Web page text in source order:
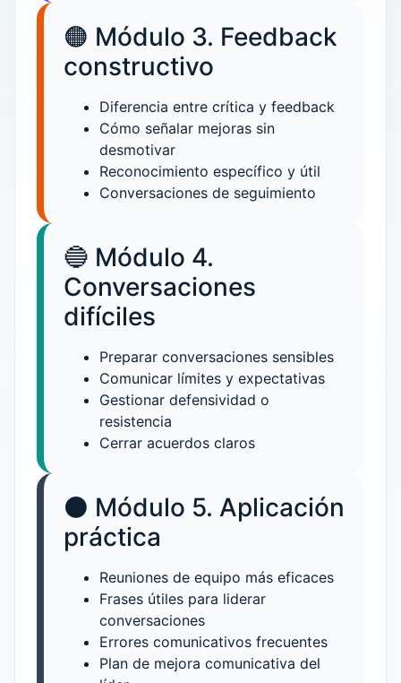
🟠 Módulo 3. Feedback
constructivo
Diferencia entre crítica y feedback
Cómo señalar mejoras sin
desmotivar
Reconocimiento específico y útil
Conversaciones de seguimiento
🔵 Módulo 4.
Conversaciones
difíciles
Preparar conversaciones sensibles
Comunicar límites y expectativas
Gestionar defensividad o
resistencia
Cerrar acuerdos claros
⚫ Módulo 5. Aplicación
práctica
Reuniones de equipo más eficaces
Frases útiles para liderar
conversaciones
Errores comunicativos frecuentes
Plan de mejora comunicativa del